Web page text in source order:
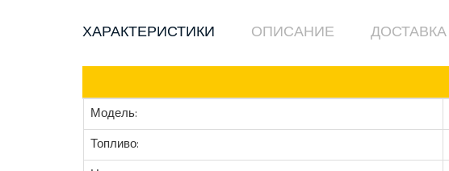
ХАРАКТЕРИСТИКИ ОПИСАНИЕ ДОСТАВКА
Модель:
Топливо: